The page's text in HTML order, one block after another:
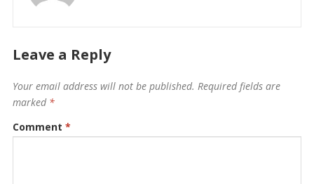
Leave a Reply
Your email address will not be published. Required fields are
marked *
Comment *